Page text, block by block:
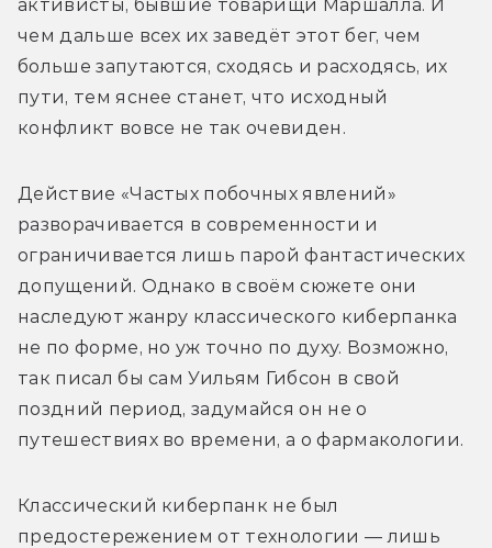
активисты, бывшие товарищи Маршалла. И
чем дальше всех их заведёт этот бег, чем
больше запутаются, сходясь и расходясь, их
пути, тем яснее станет, что исходный
конфликт вовсе не так очевиден.
Действие «Частых побочных явлений»
разворачивается в современности и
ограничивается лишь парой фантастических
допущений. Однако в своём сюжете они
наследуют жанру классического киберпанка
не по форме, но уж точно по духу. Возможно,
так писал бы сам Уильям Гибсон в свой
поздний период, задумайся он не о
путешествиях во времени, а о фармакологии.
Классический киберпанк не был
предостережением от технологии — лишь